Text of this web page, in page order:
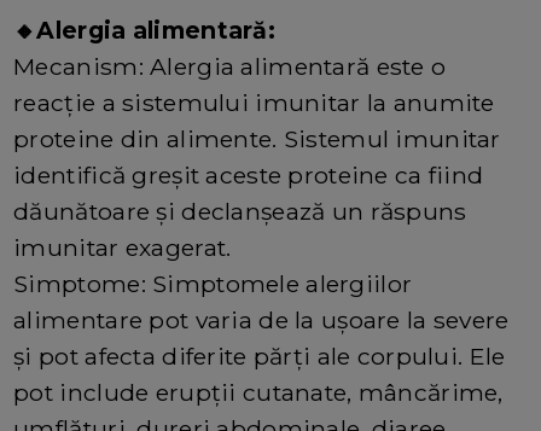
🔸Alergia alimentară:
Mecanism: Alergia alimentară este o
reacție a sistemului imunitar la anumite
proteine din alimente. Sistemul imunitar
identifică greșit aceste proteine ca fiind
dăunătoare și declanșează un răspuns
imunitar exagerat.
Simptome: Simptomele alergiilor
alimentare pot varia de la ușoare la severe
și pot afecta diferite părți ale corpului. Ele
pot include erupții cutanate, mâncărime,